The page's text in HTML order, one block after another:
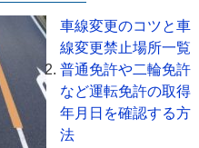
車線変更のコツと車
線変更禁止場所一覧
普通免許や二輪免許
など運転免許の取得
年月日を確認する方
法